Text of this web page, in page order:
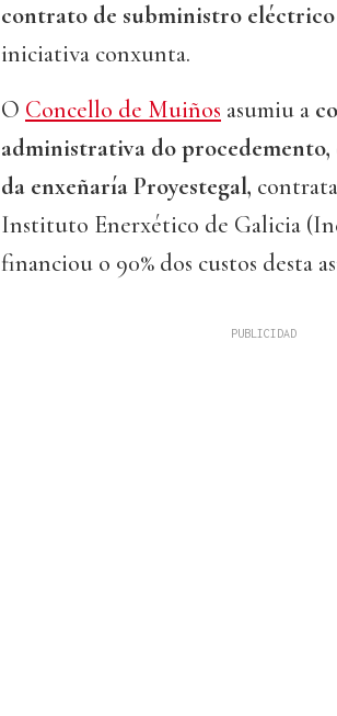
contrato de subministro eléctrico
iniciativa conxunta.
O Concello de Muiños asumiu a
administrativa do
da enxeñaría Proyestegal,
Instituto Enerxético de Galicia
financiou o 90% dos custos desta